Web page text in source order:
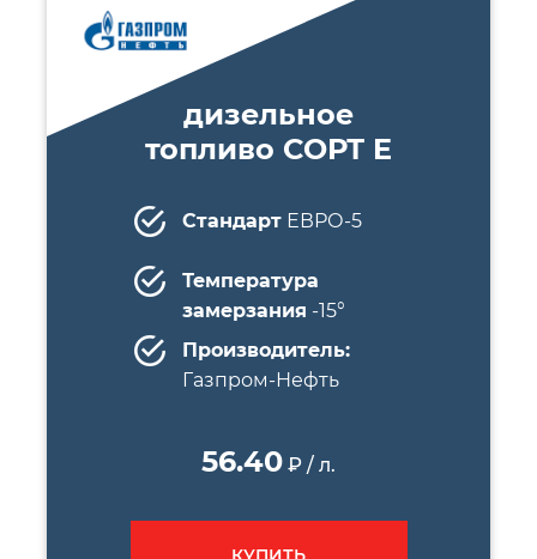
дизельное
топливо СОРТ E
СтандартЕВРО-5
Температура
замерзания -15°
Производитель:
Газпром-Нефть
56.40 ₽ / л.